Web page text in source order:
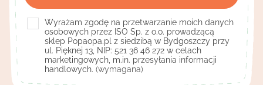
Wyrażam zgodę na przetwarzanie moich danych
osobowych przez ISO Sp. z o.o. prowadzącą
sklep Popaopa.pl z siedzibą w Bydgoszczy przy
ul. Pięknej 13, NIP: 521 36 46 272 w celach
marketingowych, m.in. przesyłania informacji
handlowych. (wymagana)